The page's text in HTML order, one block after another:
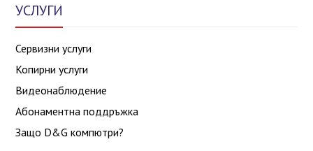
УСЛУГИ
Сервизни услуги
Копирни услуги
Видеонаблюдение
Абонаментна поддръжка
Защо D&G компютри?